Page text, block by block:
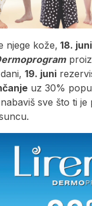
njege kože, 18. juni
19. juni
uz 30%
sve što ti